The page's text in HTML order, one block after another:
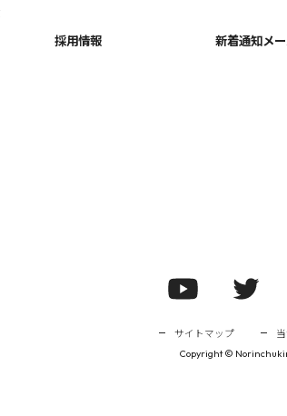
採用情報 新着通知メ
サイトマップ
Copyright ©